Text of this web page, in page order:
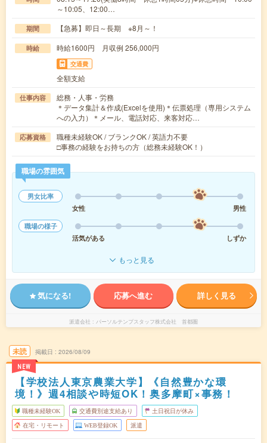
～10:05、12:00…
期間 【急募】即日～長期 ※8月～！
時給 時給1600円 月収例 256,000円
交通費
全額支給
仕事内容
総務・人事・労務
＊データ集計＆作成(Excelを使用)＊伝票処理（専用システム
への入力）＊メール、電話対応、来客対応…
応募資格
職種未経験OK / ブランクOK / 英語力不要
□事務の経験をお持ちの方（総務未経験OK！）
職場の雰囲気
男女比率
女性
男性
職場の様子
活気がある
しずか
もっと見る
気になる! 応募へ進む 詳しく見る
派遣会社 パーソルテンプスタッフ株式会社 首都圏
未読
NEW
掲載日 2026/08/09
【学校法人東京農業大学】《自然豊かな環
境！》週4相談や時短OK！奥多摩町×事務！
職種未経験OK 交通費別途支給あり 土日祝日が休み
在宅・リモート WEB登録OK 派遣